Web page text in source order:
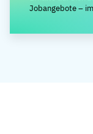
Jobangebote –